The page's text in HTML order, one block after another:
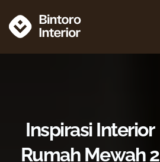
Inspirasi Interior
Rumah Mewah 2